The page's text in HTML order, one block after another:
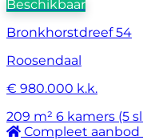
Beschikbaar
Bronkhorstdreef 54
Roosendaal
€ 980.000 k.k.
209 m² 6 kamers (5
Compleet aanbod